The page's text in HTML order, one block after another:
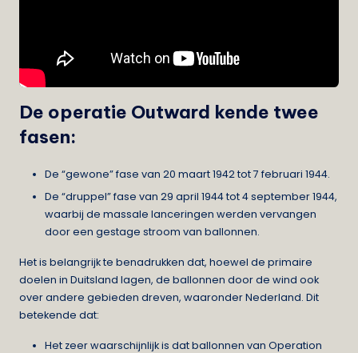
De operatie Outward kende twee
fasen:
De “gewone” fase van 20 maart 1942 tot 7 februari 1944.
De “druppel” fase van 29 april 1944 tot 4 september 1944,
waarbij de massale lanceringen werden vervangen
door een gestage stroom van ballonnen.
Het is belangrijk te benadrukken dat, hoewel de primaire
doelen in Duitsland lagen, de ballonnen door de wind ook
over andere gebieden dreven, waaronder Nederland. Dit
betekende dat:
Het zeer waarschijnlijk is dat ballonnen van Operation